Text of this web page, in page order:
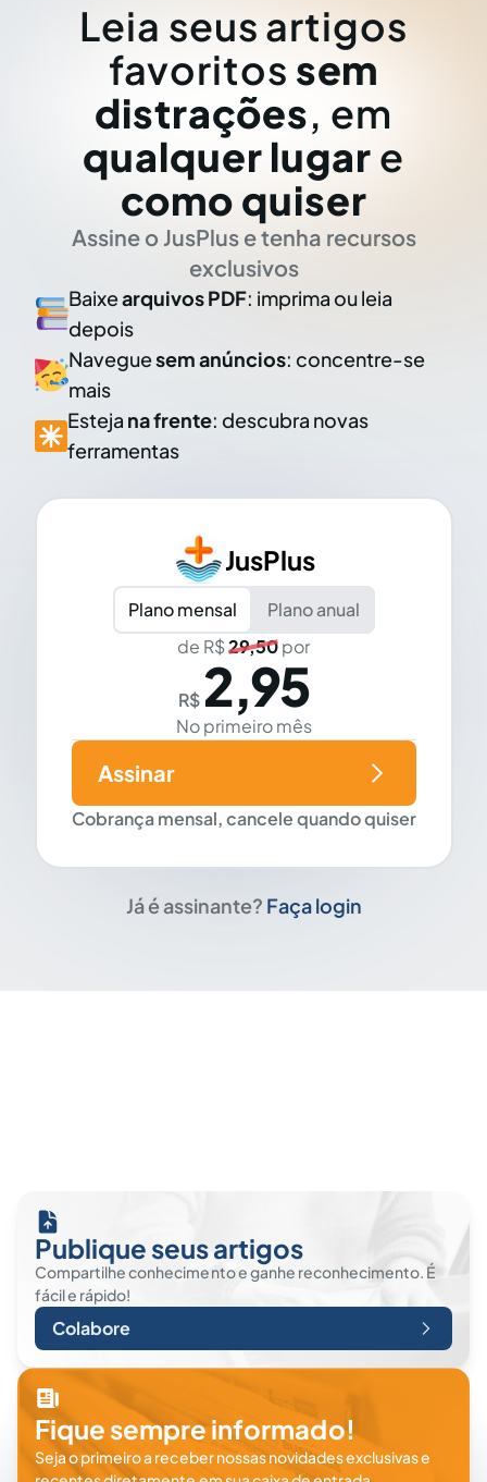
Leia seus artigos
favoritos sem
distrações, em
qualquer lugar e
como quiser
Assine o JusPlus e tenha recursos
exclusivos
Baixearquivos PDF: imprima ou leia
depois
Naveguesem anúncios: concentre-se
mais
Esteja na frente: descubra novas
ferramentas
JusPlus
Plano mensal
Plano anual
de R$29,50por
R$ 2,95
No primeiro mês
Cobrança mensal, cancele quando quiser
Assinar
Já é assinante? Faça login
Publique seus artigos
Compartilhe conhecimento e ganhe reconhecimento. É
fácil e rápido!
Colabore
Fique sempre informado!
Seja o primeiro a receber nossas novidades exclusivas e